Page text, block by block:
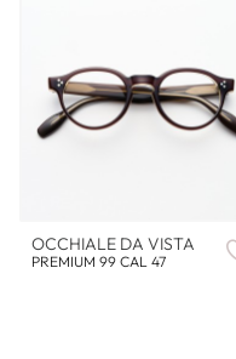
OCCHIALE DA VISTA
PREMIUM 99 CAL 47